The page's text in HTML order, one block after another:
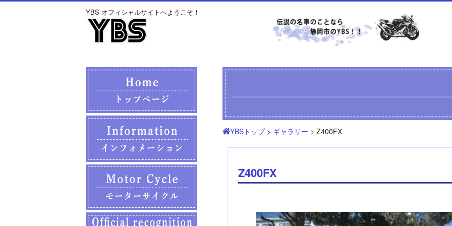
YBS オフィシャルサイトへようこそ！
YBSトップ> ギャラリー > Z400FX
Z400FX